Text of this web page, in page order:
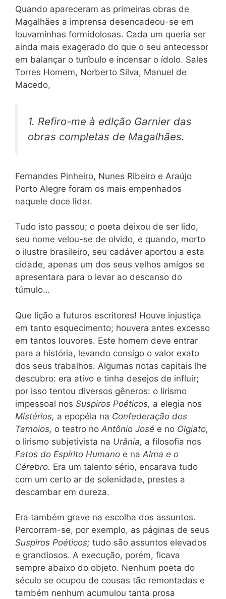
Quando apareceram as primeiras obras de
Magalhães a imprensa desencadeou-se em
louvaminhas formidolosas. Cada um queria ser
ainda mais exagerado do que o seu antecessor
em balançar o turíbulo e incensar o ídolo. Sales
Torres Homem, Norberto Silva, Manuel de
Macedo,
1. Refiro-me à edlção Garnier das
obras completas de Magalhães.
Fernandes Pinheiro, Nunes Ribeiro e Araújo
Porto Alegre foram os mais empenhados
naquele doce lidar.
Tudo isto passou; o poeta deixou de ser lido,
seu nome velou-se de olvido, e quando, morto
o ilustre brasileiro, seu cadáver aportou a esta
cidade, apenas um dos seus velhos amigos se
apresentara para o levar ao descanso do
túmulo…
Que lição a futuros escritores! Houve injustiça
em tanto esquecimento; houvera antes excesso
em tantos louvores. Este homem deve entrar
para a história, levando consigo o valor exato
dos seus trabalhos. Algumas notas capitais lhe
descubro: era ativo e tinha desejos de influir;
por isso tentou diversos gêneros: o lirismo
impessoal nos Suspiros Poéticos, a elegia nos
Mistérios, a epopéia na Confederação dos
Tamoios, o teatro no Antônio José e no Olgiato,
o lirismo subjetivista na Urânia, a filosofia nos
Fatos do Espírito Humano e na Alma e o
Cérebro. Era um talento sério, encarava tudo
com um certo ar de solenidade, prestes a
descambar em dureza.
Era também grave na escolha dos assuntos.
Percorram-se, por exemplo, as páginas de seus
Suspiros Poéticos; tudo são assuntos elevados
e grandiosos. A execução, porém, ficava
sempre abaixo do objeto. Nenhum poeta do
século se ocupou de cousas tão remontadas e
também nenhum acumulou tanta prosa